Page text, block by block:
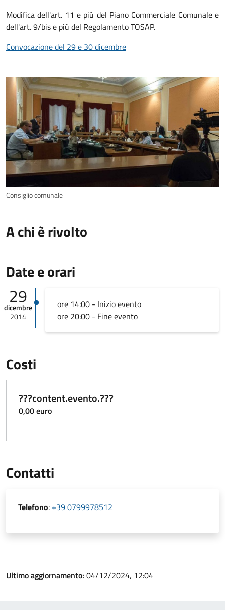
Modifica dell'art. 11 e più del Piano Commerciale Comunale e
dell'art. 9/bis e più del Regolamento TOSAP.
Convocazione del 29 e 30 dicembre
Consiglio comunale
A chi è rivolto
Date e orari
29
dicembre
2014
ore 14:00 - Inizio evento
ore 20:00 - Fine evento
Costi
???content.evento.???
0,00 euro
Contatti
Telefono: +39 0799978512
Ultimo aggiornamento: 04/12/2024, 12:04